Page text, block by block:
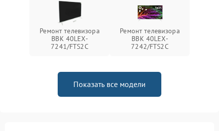
Ремонт телевизора
BBK 40LEX-
7241/FTS2C
Ремонт телевизора
BBK 40LEX-
7242/FTS2C
Показать все модели